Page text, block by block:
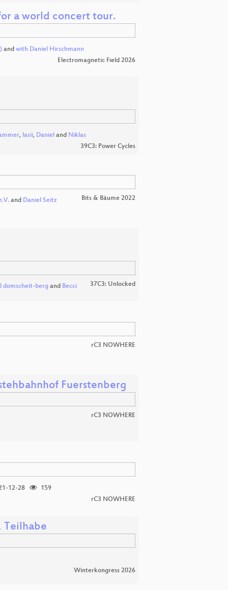
a world concert tour.
and with Daniel Hirschmann
Electromagnetic Field 2026
, lasii, Daniel and Niklas
39C3: Power Cycles
and Daniel Seitz Bits & Bäume 2022
domscheit-bergand Becci 37C3: Unlocked
rC3 NOWHERE
Fuerstenberg
rC3 NOWHERE
12-28
159
rC3 NOWHERE
Teilhabe
Winterkongress 2026